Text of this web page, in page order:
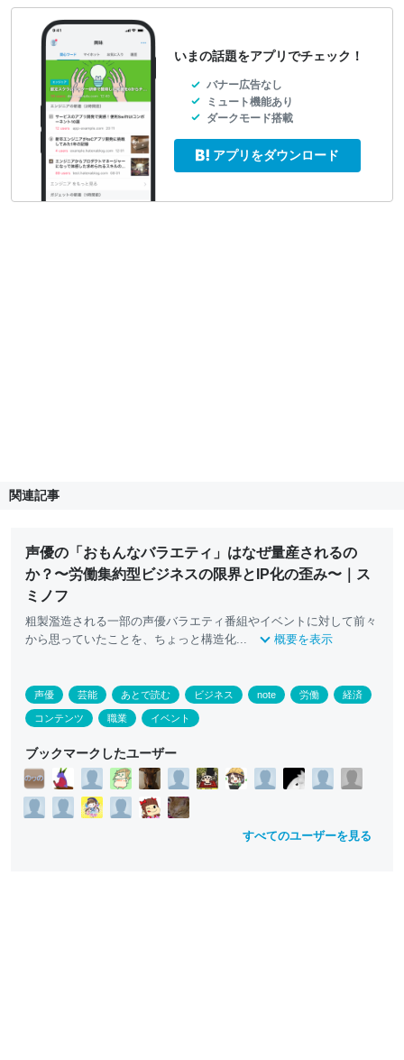
いまの話題をアプリでチェック！
バナー広告なし
ミュート機能あり
ダークモード搭載
アプリをダウンロード
関連記事
声優の「おもんなバラエティ」はなぜ量産されるの
か？〜労働集約型ビジネスの限界とIP化の歪み〜｜ス
ミノフ
​粗製濫造される一部の声優バラエティ番組やイベントに対して前々
から思っていたことを、ちょっと構造化...
概要を表示
声優 芸能 あとで読む ビジネス note 労働 経済
コンテンツ 職業 イベント
ブックマークしたユーザー
すべてのユーザーを見る